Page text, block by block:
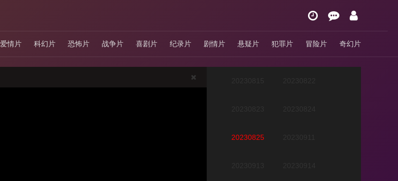
爱情片 科幻片 恐怖片 战争片 喜剧片 纪录片 剧情片 悬疑片 犯罪片 冒险片 奇幻片
20230825